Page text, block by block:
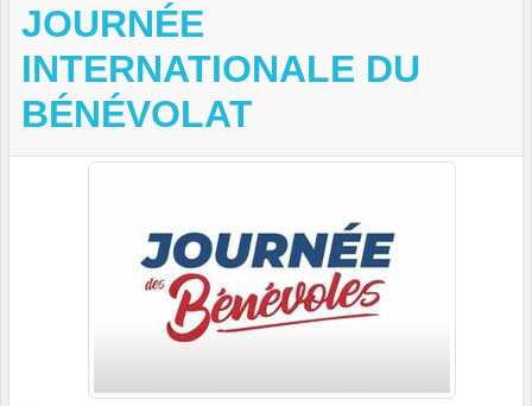
JOURNÉE
INTERNATIONALE DU
BÉNÉVOLAT